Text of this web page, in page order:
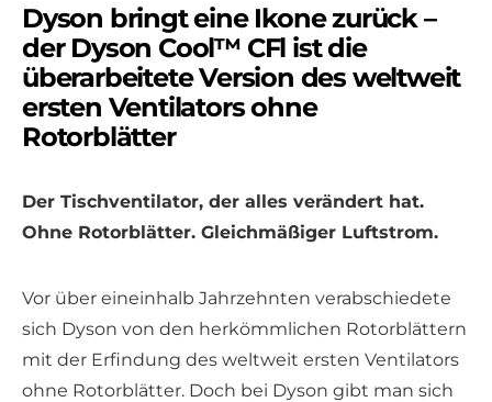
Dyson bringt eine Ikone zurück –
der Dyson Cool™ CFl ist die
überarbeitete Version des weltweit
ersten Ventilators ohne
Rotorblätter
Der Tischventilator, der alles verändert hat.
Ohne Rotorblätter. Gleichmäßiger Luftstrom.
Vor über eineinhalb Jahrzehnten verabschiedete
sich Dyson von den herkömmlichen Rotorblättern
mit der Erfindung des weltweit ersten Ventilators
ohne Rotorblätter. Doch bei Dyson gibt man sich